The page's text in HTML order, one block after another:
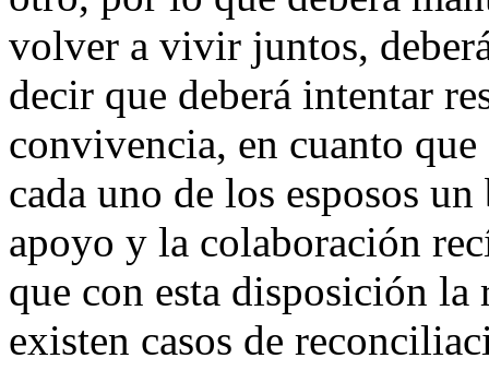
volver a vivir juntos,
decir que deberá intentar
convivencia, en cuanto
cada uno de los esposos
apoyo y la colaboración
que con esta disposición
existen casos de